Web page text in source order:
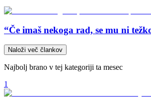
“Če imaš nekoga rad, se mu ni
Naloži več člankov
Najbolj brano v tej kategoriji ta mesec
1